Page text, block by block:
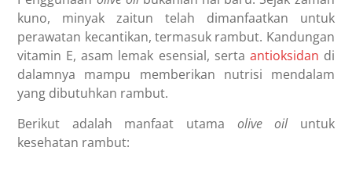
kuno, minyak zaitun telah dimanfaatkan untuk
perawatan kecantikan, termasuk rambut. Kandungan
vitamin E, asam lemak esensial, serta antioksidan di
dalamnya mampu memberikan nutrisi mendalam
yang dibutuhkan rambut.
Berikut adalah manfaat utama olive oiluntuk
kesehatan rambut: